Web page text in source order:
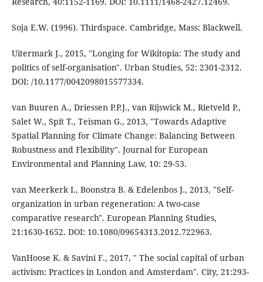
Soja E.W. (1996). Thirdspace. Cambridge, Mass: Blackwell.
Uitermark J., 2015, "Longing for Wikitopia: The study and
politics of self-organisation". Urban Studies, 52: 2301-2312.
DOI: /10.1177/0042098015577334.
van Buuren A., Driessen P.P.J., van Rijswick M., Rietveld P.,
Salet W., Spit T., Teisman G., 2013, "Towards Adaptive
Spatial Planning for Climate Change: Balancing Between
Robustness and Flexibility". Journal for European
Environmental and Planning Law, 10: 29-53.
van Meerkerk I., Boonstra B. & Edelenbos J., 2013, "Self-
organization in urban regeneration: A two-case
comparative research". European Planning Studies,
21:1630-1652. DOI: 10.1080/09654313.2012.722963.
VanHoose K. & Savini F., 2017, " The social capital of urban
activism: Practices in London and Amsterdam". City, 21:293-